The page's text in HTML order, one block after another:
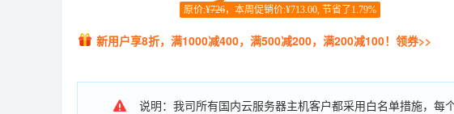
原价:¥726，本周促销价:¥713.00, 节省了1.79%
新用户享8折，满1000减400，满500减200，满200减100！领券>>
说明：我司所有国内云服务器主机客户都采用白名单措施，